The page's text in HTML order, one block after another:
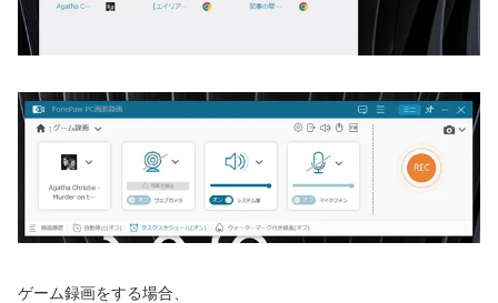
ゲーム録画をする場合、